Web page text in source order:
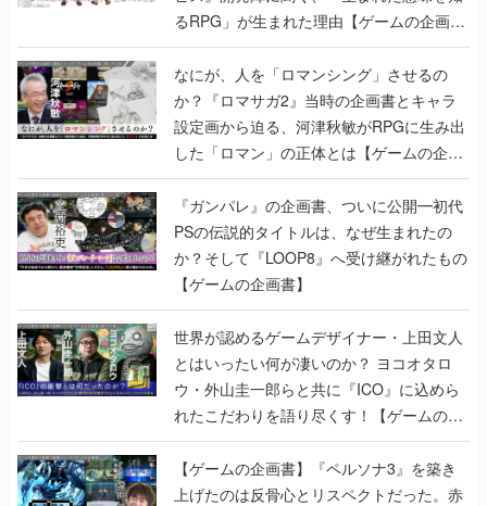
るRPG」が生まれた理由【ゲームの企画
書】
なにが、人を「ロマンシング」させるの
か？『ロマサガ2』当時の企画書とキャラ
設定画から迫る、河津秋敏がRPGに生み出
した「ロマン」の正体とは【ゲームの企画
書】
『ガンパレ』の企画書、ついに公開━初代
PSの伝説的タイトルは、なぜ生まれたの
か？そして『LOOP8』へ受け継がれたもの
【ゲームの企画書】
世界が認めるゲームデザイナー・上田文人
とはいったい何が凄いのか？ ヨコオタロ
ウ・外山圭一郎らと共に『ICO』に込めら
れたこだわりを語り尽くす！【ゲームの企
画書】
【ゲームの企画書】『ペルソナ3』を築き
上げたのは反骨心とリスペクトだった。赤